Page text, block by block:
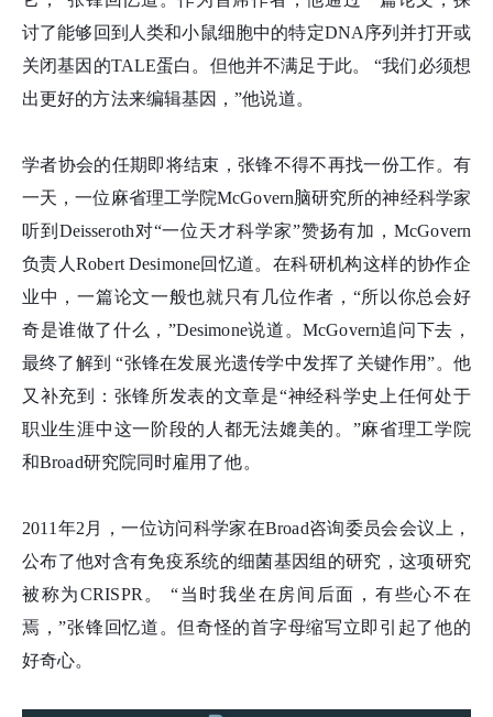
讨了能够回到人类和小鼠细胞中的特定DNA序列并打开或
关闭基因的TALE蛋白。但他并不满足于此。 “我们必须想
出更好的方法来编辑基因，”他说道。
学者协会的任期即将结束，张锋不得不再找一份工作。有
一天，一位麻省理工学院McGovern脑研究所的神经科学家
听到Deisseroth对“一位天才科学家”赞扬有加，McGovern
负责人Robert Desimone回忆道。在科研机构这样的协作企
业中，一篇论文一般也就只有几位作者，“所以你总会好
奇是谁做了什么，”Desimone说道。McGovern追问下去，
最终了解到 “张锋在发展光遗传学中发挥了关键作用”。他
又补充到：张锋 所发表的文章是“神经科学史上任何处于
职业生涯中这一阶段的人都无法媲美的。”麻省理工学院
和Broad研究院同时雇用了他。
2011年2月，一位访问科学家在Broad咨询委员会会议上，
公布了他对含有免疫系统的细菌基因组的研究，这项研究
被称为CRISPR。 “当时我坐在房间后面，有些心不在
焉，”张锋 回忆道。但奇怪的首字母缩写立即引起了他的
好奇心。